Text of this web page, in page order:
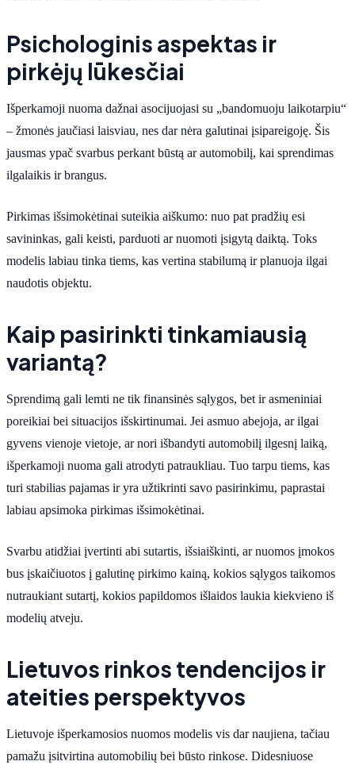
Psichologinis aspektas ir
pirkėjų lūkesčiai
Išperkamoji nuoma dažnai asocijuojasi su „bandomuoju laikotarpiu“
– žmonės jaučiasi laisviau, nes dar nėra galutinai įsipareigoję. Šis
jausmas ypač svarbus perkant būstą ar automobilį, kai sprendimas
ilgalaikis ir brangus.
Pirkimas išsimokėtinai suteikia aiškumo: nuo pat pradžių esi
savininkas, gali keisti, parduoti ar nuomoti įsigytą daiktą. Toks
modelis labiau tinka tiems, kas vertina stabilumą ir planuoja ilgai
naudotis objektu.
Kaip pasirinkti tinkamiausią
variantą?
Sprendimą gali lemti ne tik finansinės sąlygos, bet ir asmeniniai
poreikiai bei situacijos išskirtinumai. Jei asmuo abejoja, ar ilgai
gyvens vienoje vietoje, ar nori išbandyti automobilį ilgesnį laiką,
išperkamoji nuoma gali atrodyti patraukliau. Tuo tarpu tiems, kas
turi stabilias pajamas ir yra užtikrinti savo pasirinkimu, paprastai
labiau apsimoka pirkimas išsimokėtinai.
Svarbu atidžiai įvertinti abi sutartis, išsiaiškinti, ar nuomos įmokos
bus įskaičiuotos į galutinę pirkimo kainą, kokios sąlygos taikomos
nutraukiant sutartį, kokios papildomos išlaidos laukia kiekvieno iš
modelių atveju.
Lietuvos rinkos tendencijos ir
ateities perspektyvos
Lietuvoje išperkamosios nuomos modelis vis dar naujiena, tačiau
pamažu įsitvirtina automobilių bei būsto rinkose. Didesniuose